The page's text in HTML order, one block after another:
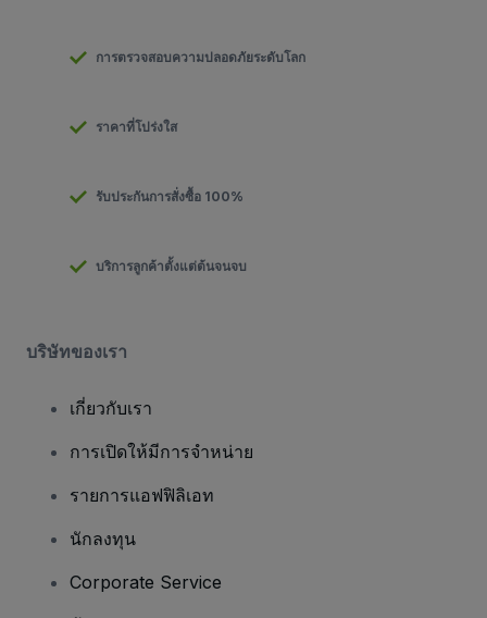
การตรวจสอบความปลอดภัยระดับโลก
ราคาที่โปร่งใส
รับประกันการสั่งซื้อ 100%
บริการลูกค้าตั้งแต่ต้นจนจบ
บริษัทของเรา
เกี่ยวกับเรา
การเปิดให้มีการจำหน่าย
รายการแอฟฟิลิเอท
นักลงทุน
Corporate Service